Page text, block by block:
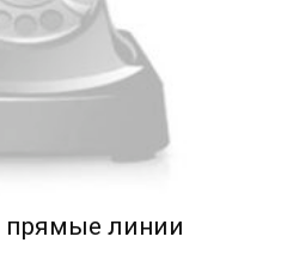
прямые линии